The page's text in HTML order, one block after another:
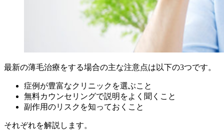
最新の薄毛治療をする場合の主な注意点は以下の3つです。
症例が豊富なクリニックを選ぶこと
無料カウンセリングで説明をよく聞くこと
副作用のリスクを知っておくこと
それぞれを解説します。